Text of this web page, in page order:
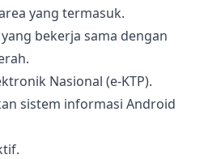
yang termasuk.
bekerja sama dengan
Nasional (e-KTP).
sistem informasi Android